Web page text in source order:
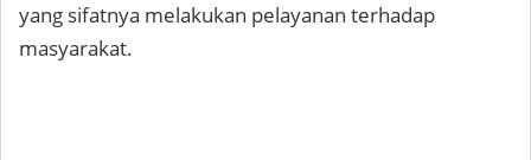
yang sifatnya melakukan pelayanan terhadap
masyarakat.